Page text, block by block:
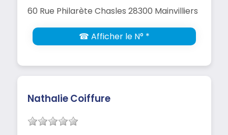
60 Rue Philarète Chasles 28300 Mainvilliers
☎ Afficher le N° *
Nathalie Coiffure